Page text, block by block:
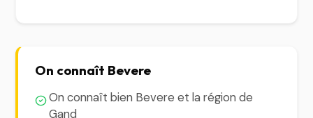
On connaît Bevere
On connaît bien Bevere et la région de
Gand